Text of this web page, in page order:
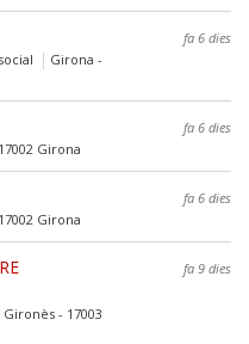
fa 6 dies
Girona -
fa 6 dies
Girona
fa 6 dies
Girona
fa 9 dies
- 17003